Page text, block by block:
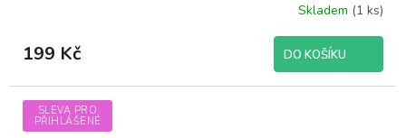
Skladem (1 ks)
199 Kč DO KOŠÍKU
SLEVA PRO
PŘIHLÁŠENÉ